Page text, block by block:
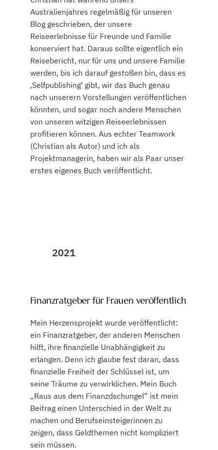
Australienjahres regelmäßig für unseren
Blog geschrieben, der unsere
Reiseerlebnisse für Freunde und Familie
konserviert hat. Daraus sollte eigentlich ein
Reisebericht, nur für uns und unsere Familie
werden, bis ich darauf gestoßen bin, dass es
‚Selfpublishing‘ gibt, wir das Buch genau
nach unserern Vorstellungen veröffentlichen
könnten, und sogar noch andere Menschen
von unseren witzigen Reiseerlebnissen
profitieren können. Aus echter Teamwork
(Christian als Autor) und ich als
Projektmanagerin, haben wir als Paar unser
erstes eigenes Buch veröffentlicht.
2021
Finanzratgeber für Frauen veröffentlich
Mein Herzensprojekt wurde veröffentlicht:
ein Finanzratgeber, der anderen Menschen
hilft, ihre finanzielle Unabhängigkeit zu
erlangen. Denn ich glaube fest daran, dass
finanzielle Freiheit der Schlüssel ist, um
seine Träume zu verwirklichen. Mein Buch
„Raus aus dem Finanzdschungel“ ist mein
Beitrag einen Unterschied in der Welt zu
machen und Berufseinsteigerinnen zu
zeigen, dass Geldthemen nicht kompliziert
sein müssen.